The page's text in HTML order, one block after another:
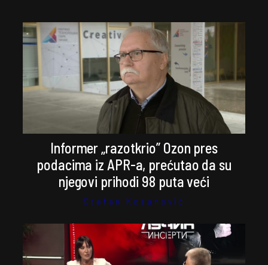
Informer „razotkrio” Ozon pres
podacima iz APR-a, prećutao da su
njegovi prihodi 98 puta veći
Stefan Kosanović